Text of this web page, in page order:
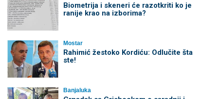
Biometrija i skeneri će razotkriti ko je
ranije krao na izborima?
Mostar
Rahimić žestoko Kordiću: Odlučite šta
ste!
Banjaluka